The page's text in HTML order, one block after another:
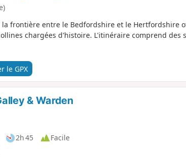
la frontière entre le Bedfordshire et le Hertfordshire
chargées d'histoire. L'itinéraire comprend des
le GPX
& Warden
2h 45
Facile